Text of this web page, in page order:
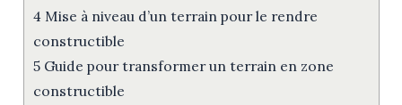
4Mise à niveau d’un terrain pour le rendre
constructible
5Guide pour transformer un terrain en zone
constructible